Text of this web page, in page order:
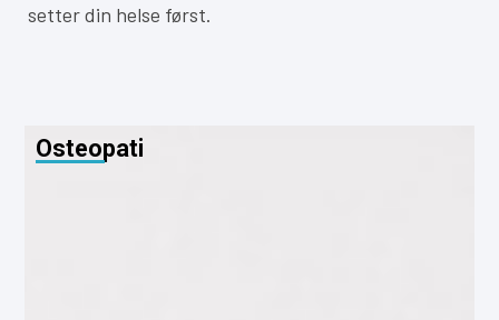
setter din helse først.
Osteopati